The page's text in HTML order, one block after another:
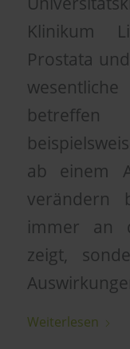
Klinikum
Prostata
ab einem
verändern
immer an
zeigt,
Weiterlesen